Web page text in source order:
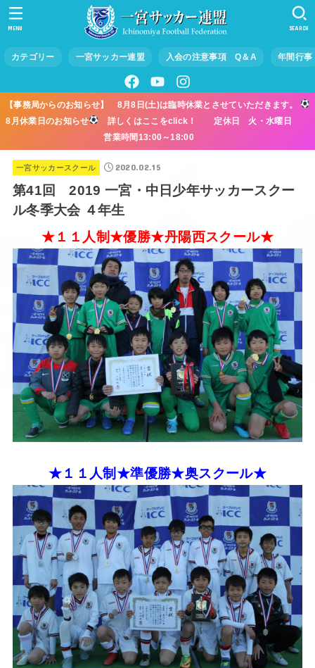
カテゴリー 一宮サッカー連盟 入会の注意事項 Q＆A 年間行事
SEARCH
MENU
【事務局からのお知らせ】 8月8日(土)は臨時休業とさせていただきます。
8月休業日のお知らせ
詳しくはここをclick！ 定休日 火・水曜日
営業時間13:00～18:00
一宮サッカースクール 2020.02.15
第41回 2019 一宮・中日少年サッカースクー
ル冬季大会 ４年生
★１１人制★優勝★丹陽西スクール★
★１１人制★準優勝★奥スクール★